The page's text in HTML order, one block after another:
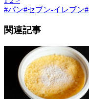
#パン#セブン-イレブン#
関連記事